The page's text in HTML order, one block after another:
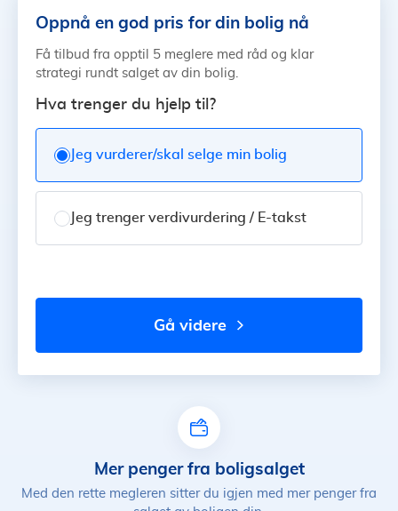
Oppnå en god pris for din bolig nå
Få tilbud fra opptil 5 meglere med råd og klar
strategi rundt salget av din bolig.
Hva trenger du hjelp til?
Jeg vurderer/skal selge min bolig
Jeg trenger verdivurdering / E-takst
gå videre
Mer penger fra boligsalget
Med den rette megleren sitter du igjen med mer penger fra